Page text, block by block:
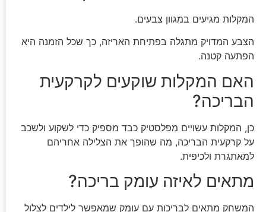
המקלות מגיעים במגוון צבעים.
הצבע המדויק מתגלה בפתיחת האריזה, כך שכל הזמנה היא
הפתעה קטנה.
האם המקלות שוקעים לקרקעית
הבריכה?
כן, המקלות עשויים מפלסטיק כבד מספיק כדי לשקוע ולשכב
על קרקעית הבריכה, מה שהופך את הצלילה אחריהם
למאתגרת ולכיפית.
מתאים לאיזה עומק בריכה?
המשחק מתאים לבריכות עם עומק שמאפשר לילדים לצלול